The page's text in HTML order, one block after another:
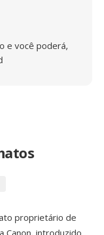
e você poderá,
proprietário de
Canon, introduzido